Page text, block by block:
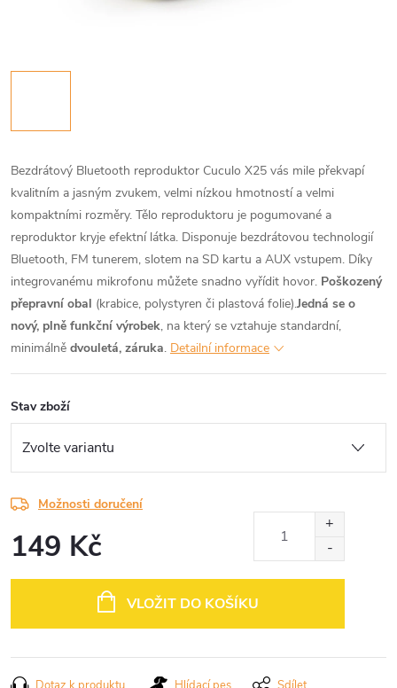
Bezdrátový Bluetooth reproduktor Cuculo X25 vás mile překvapí
kvalitním a jasným zvukem, velmi nízkou hmotností a velmi
kompaktními rozměry. Tělo reproduktoru je pogumované a
reproduktor kryje efektní látka. Disponuje bezdrátovou technologií
Bluetooth, FM tunerem, slotem na SD kartu a AUX vstupem. Díky
integrovanému mikrofonu můžete snadno vyřídit hovor. Poškozený
přepravní obal (krabice, polystyren či plastová folie).Jedná se o
nový, plně funkční výrobek, na který se vztahuje standardní,
minimálně dvouletá, záruka. Detailní informace
Stav zboží
Možnosti doručení
149 Kč
VLOŽIT DO KOŠÍKU